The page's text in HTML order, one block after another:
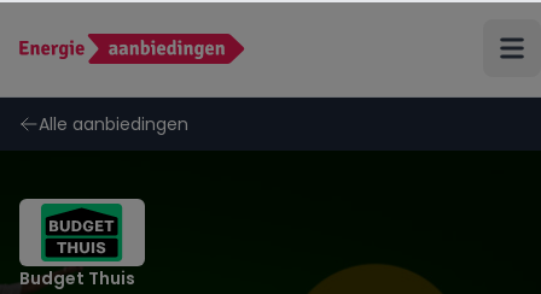
Terug
Budget Thuis
Alle aanbiedingen
Budget Thuis